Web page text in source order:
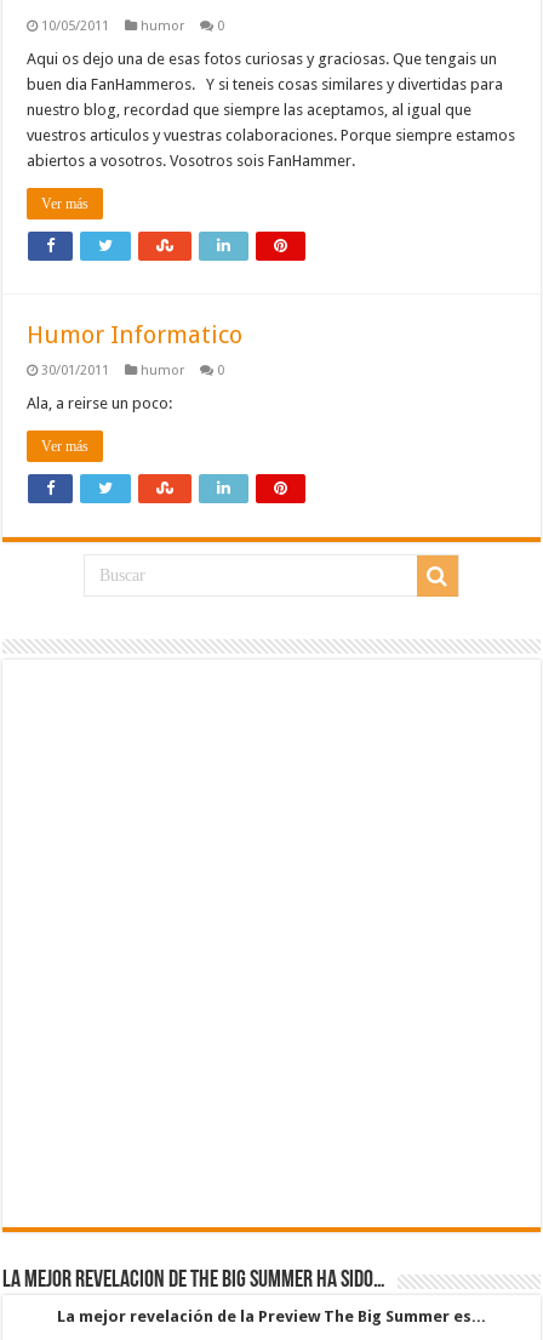
10/05/2011 humor 0
Aqui os dejo una de esas fotos curiosas y graciosas. Que tengais un
buen dia FanHammeros. Y si teneis cosas similares y divertidas para
nuestro blog, recordad que siempre las aceptamos, al igual que
vuestros articulos y vuestras colaboraciones. Porque siempre estamos
abiertos a vosotros. Vosotros sois FanHammer.
Ver más
Humor Informatico
30/01/2011 humor 0
Ala, a reirse un poco:
Ver más
La mejor revelacion de The Big Summer ha sido…
La mejor revelación de la Preview The Big Summer es...